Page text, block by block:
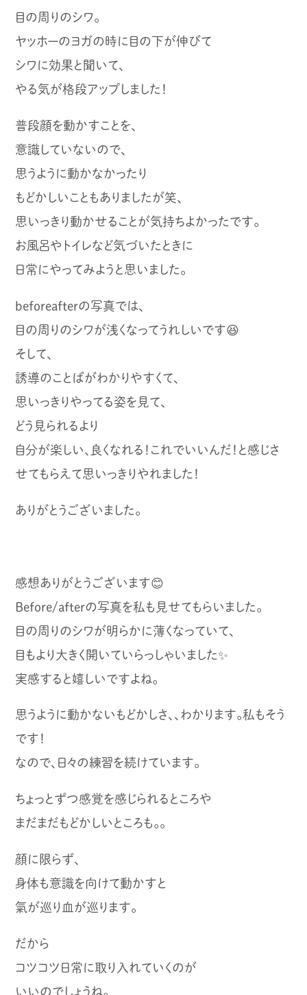
目の周りのシワ。
ヤッホーのヨガの時に目の下が伸びて
シワに効果と聞いて、
やる気が格段アップしました！
普段顔を動かすことを、
意識していないので、
思うように動かなかったり
もどかしいこともありましたが笑、
思いっきり動かせることが気持ちよかったです。
お風呂やトイレなど気づいたときに
日常にやってみようと思いました。
beforeafterの写真では、
目の周りのシワが浅くなってうれしいです😆
そして、
誘導のことばがわかりやすくて、
思いっきりやってる姿を見て、
どう見られるより
自分が楽しい、良くなれる！これでいいんだ！と感じさ
せてもらえて思いっきりやれました！
ありがとうございました。
感想ありがとうございます😊
Before/afterの写真を私も見せてもらいました。
目の周りのシワが明らかに薄くなっていて、
目もより大きく開いていらっしゃいました✨
実感すると嬉しいですよね。
思うように動かないもどかしさ、、わかります。私もそう
です！
なので、日々の練習を続けています。
ちょっとずつ感覚を感じられるところや
まだまだもどかしいところも。。
顔に限らず、
身体も意識を向けて動かすと
氣が巡り血が巡ります。
だから
コツコツ日常に取り入れていくのが
いいのでしょうね。